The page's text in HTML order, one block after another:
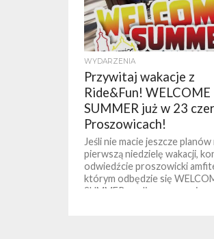
WYDARZENIA
Przywitaj wakacje z
Ride&Fun! WELCOME
SUMMER już w 23
Proszowicach!
Jeśli nie macie jeszcze planów
pierwszą niedzielę wakacji,
odwiedźcie proszowicki
którym odbędzie się
SUMMER, czyli rozpoczęcie